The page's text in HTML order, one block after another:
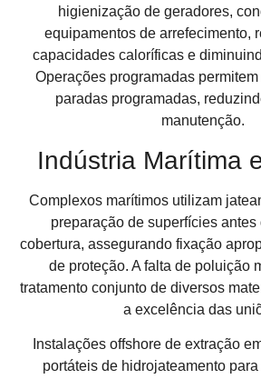
higienização de geradores,
equipamentos de arrefecimento,
capacidades caloríficas e
Operações programadas
paradas programadas,
manutenção.
Indústria Marítima
Complexos marítimos utilizam
preparação de superfícies
cobertura, assegurando fixação
de proteção. A falta de poluição
tratamento conjunto de diversos
a excelência das
Instalações offshore de extração
portáteis de hidrojateamento